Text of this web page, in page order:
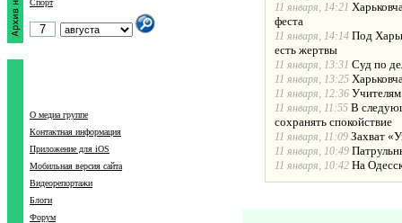
11 января, 14:21
феста
11 января, 14:14 Под
есть жертвы
11 января, 13:31 Суд по
11 января, 13:25
11 января, 12:36
11 января, 11:55 В
сохранять спокойствие
11 января, 11:09 Захват
11 января, 10:49
11 января, 10:42 На
Спорт
О медиа группе
Контактная информация
Приложение для iOS
Мобильная версия сайта
Видеорепортажи
Блоги
Форум